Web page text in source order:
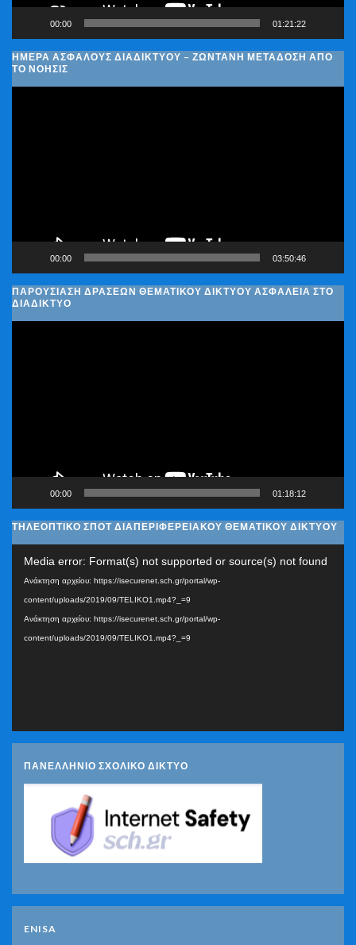
00:00 01:21:22
ΗΜΈΡΑ ΑΣΦΑΛΟΎΣ ΔΙΑΔΙΚΤΎΟΥ – ΖΩΝΤΑΝΉ ΜΕΤΆΔΟΣΗ ΑΠΌ
ΤΟ ΝΟΗΣΙΣ
00:00 03:50:46
ΠΑΡΟΥΣΊΑΣΗ ΔΡΆΣΕΩΝ ΘΕΜΑΤΙΚΟΎ ΔΙΚΤΎΟΥ ΑΣΦΆΛΕΙΑ ΣΤΟ
ΔΙΑΔΊΚΤΥΟ
00:00 01:18:12
ΤΗΛΕΟΠΤΙΚΟ ΣΠΟΤ ΔΙΑΠΕΡΙΦΕΡΕΙΑΚΟΥ ΘΕΜΑΤΙΚΟΥ ΔΙΚΤΥΟΥ
Media error: Format(s) not supported or source(s) not found
Ανάκτηση αρχείου: https://isecurenet.sch.gr/portal/wp-
content/uploads/2019/09/TELIKO1.mp4?_=9
Ανάκτηση αρχείου: https://isecurenet.sch.gr/portal/wp-
content/uploads/2019/09/TELIKO1.mp4?_=9
ΠΑΝΕΛΛΗΝΙΟ ΣΧΟΛΙΚΟ ΔΙΚΤΥΟ
ENISA